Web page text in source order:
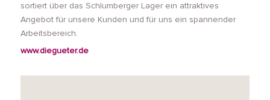
sortiert über das Schlumberger Lager ein attraktives
Angebot für unsere Kunden und für uns ein spannender
Arbeitsbereich.
www.diegueter.de